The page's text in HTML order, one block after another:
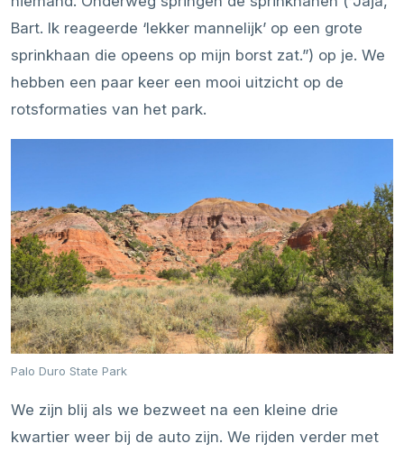
Bart. Ik reageerde ‘lekker mannelijk’ op een grote
sprinkhaan die opeens op mijn borst zat.”) op je. We
hebben een paar keer een mooi uitzicht op de
rotsformaties van het park.
Palo Duro State Park
We zijn blij als we bezweet na een kleine drie
kwartier weer bij de auto zijn. We rijden verder met